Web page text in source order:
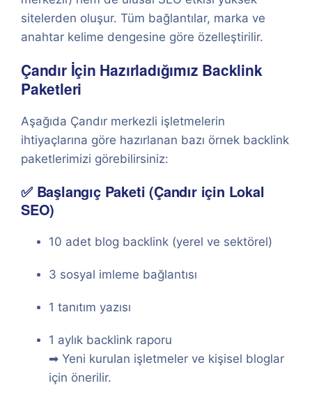
sitelerden oluşur. Tüm bağlantılar, marka ve
anahtar kelime dengesine göre özelleştirilir.
Çandır İçin Hazırladığımız Backlink
Paketleri
Aşağıda Çandır merkezli işletmelerin
ihtiyaçlarına göre hazırlanan bazı örnek backlink
paketlerimizi görebilirsiniz:
✅ Başlangıç Paketi (Çandır için Lokal
SEO)
10 adet blog backlink (yerel ve sektörel)
3 sosyal imleme bağlantısı
1 tanıtım yazısı
1 aylık backlink raporu
➡ Yeni kurulan işletmeler ve kişisel bloglar
için önerilir.